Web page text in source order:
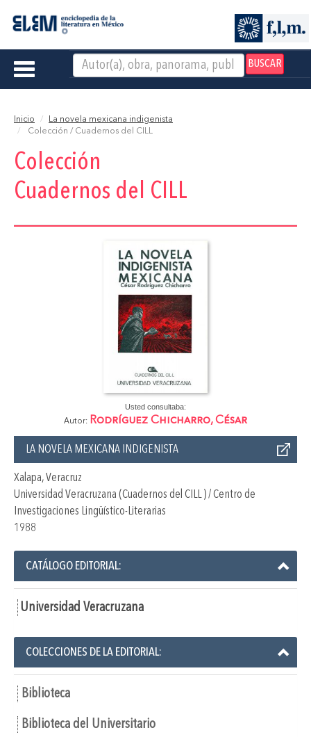
BUSCAR
Toggle
Inicio
La novela mexicana indigenista
Colección / Cuadernos del CILL
Colección
Cuadernos del CILL
Usted consultaba:
Autor: Rodríguez Chicharro, César
LA NOVELA MEXICANA INDIGENISTA
Xalapa, Veracruz
Universidad Veracruzana (Cuadernos del CILL ) / Centro de
Investigaciones Lingüístico-Literarias
1988
CATÁLOGO EDITORIAL:
Universidad Veracruzana
COLECCIONES DE LA EDITORIAL:
Biblioteca
Biblioteca del Universitario